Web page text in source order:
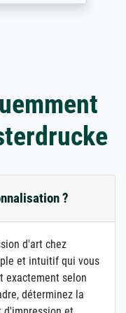
?
d'art chez
et intuitif qui vous
exactement selon
déterminez la